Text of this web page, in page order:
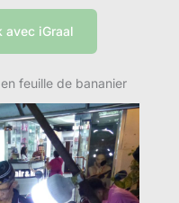
avec iGraal
feuille de bananier